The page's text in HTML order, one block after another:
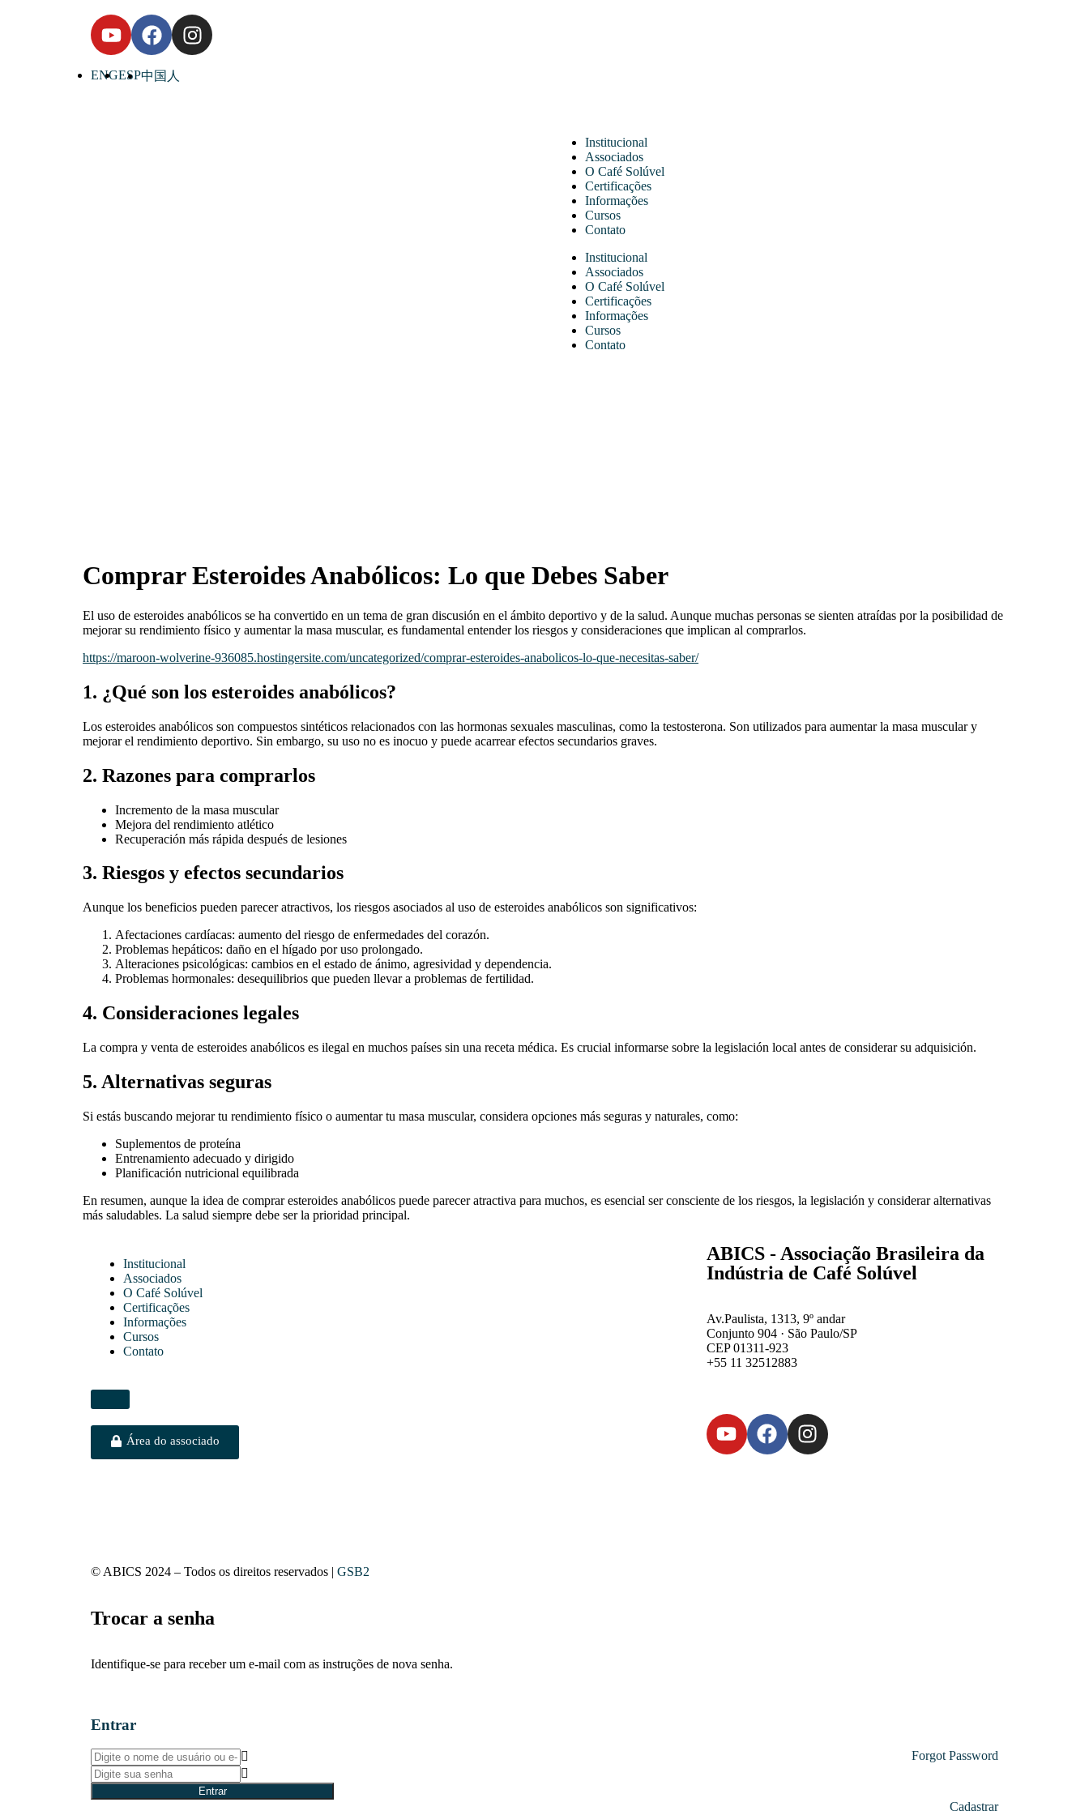
ENGESP中国人
Institucional
Associados
O Café Solúvel
Certificações
Informações
Cursos
Contato
Institucional
Associados
O Café Solúvel
Certificações
Informações
Cursos
Contato
Comprar Esteroides Anabólicos: Lo que Debes Saber
El uso de esteroides anabólicos se ha convertido en un tema de gran discusión en el ámbito deportivo y de la salud. Aunque muchas personas se sienten atraídas por la posibilidad de
mejorar su rendimiento físico y aumentar la masa muscular, es fundamental entender los riesgos y consideraciones que implican al comprarlos.
https://maroon-wolverine-936085.hostingersite.com/uncategorized/comprar-esteroides-anabolicos-lo-que-necesitas-saber/
1. ¿Qué son los esteroides anabólicos?
Los esteroides anabólicos son compuestos sintéticos relacionados con las hormonas sexuales masculinas, como la testosterona. Son utilizados para aumentar la masa muscular y
mejorar el rendimiento deportivo. Sin embargo, su uso no es inocuo y puede acarrear efectos secundarios graves.
2. Razones para comprarlos
Incremento de la masa muscular
Mejora del rendimiento atlético
Recuperación más rápida después de lesiones
3. Riesgos y efectos secundarios
Aunque los beneficios pueden parecer atractivos, los riesgos asociados al uso de esteroides anabólicos son significativos:
Afectaciones cardíacas: aumento del riesgo de enfermedades del corazón.
Problemas hepáticos: daño en el hígado por uso prolongado.
Alteraciones psicológicas: cambios en el estado de ánimo, agresividad y dependencia.
Problemas hormonales: desequilibrios que pueden llevar a problemas de fertilidad.
4. Consideraciones legales
La compra y venta de esteroides anabólicos es ilegal en muchos países sin una receta médica. Es crucial informarse sobre la legislación local antes de considerar su adquisición.
5. Alternativas seguras
Si estás buscando mejorar tu rendimiento físico o aumentar tu masa muscular, considera opciones más seguras y naturales, como:
Suplementos de proteína
Entrenamiento adecuado y dirigido
Planificación nutricional equilibrada
En resumen, aunque la idea de comprar esteroides anabólicos puede parecer atractiva para muchos, es esencial ser consciente de los riesgos, la legislación y considerar alternativas
más saludables. La salud siempre debe ser la prioridad principal.
Institucional
Associados
O Café Solúvel
Certificações
Informações
Cursos
Contato
Área do associado
ABICS - Associação Brasileira da
Indústria de Café Solúvel
Av.Paulista, 1313, 9º andar
Conjunto 904 · São Paulo/SP
CEP 01311-923
+55 11 32512883
© ABICS 2024 – Todos os direitos reservados | GSB2
Trocar a senha
Identifique-se para receber um e-mail com as instruções de nova senha.
Entrar
Forgot Password
Cadastrar